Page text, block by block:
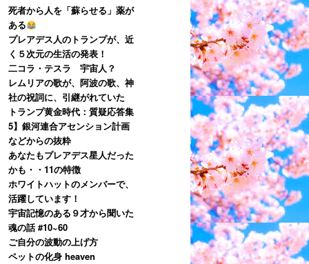
死者から人を「蘇らせる」薬が
ある
プレアデス人のトランプが、近
く５次元の生活の発表！
二コラ・テスラ 宇宙人？
レムリアの歌が、阿波の歌、神
社の祝詞に、引継がれていた
トランプ黄金時代：質疑応答集
5】銀河連合アセンション計画
などからの抜粋
あなたもプレアデス星人だった
かも・・11の特徴
ホワイトハットのメンバーで、
活躍しています！
宇宙記憶のある９才から聞いた
魂の話 #10~60
ご自分の波動の上げ方
ペットの化身 heaven